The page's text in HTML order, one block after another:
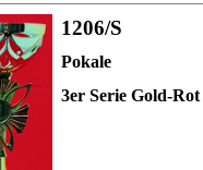
1206/S
Pokale
3er Serie Gold-